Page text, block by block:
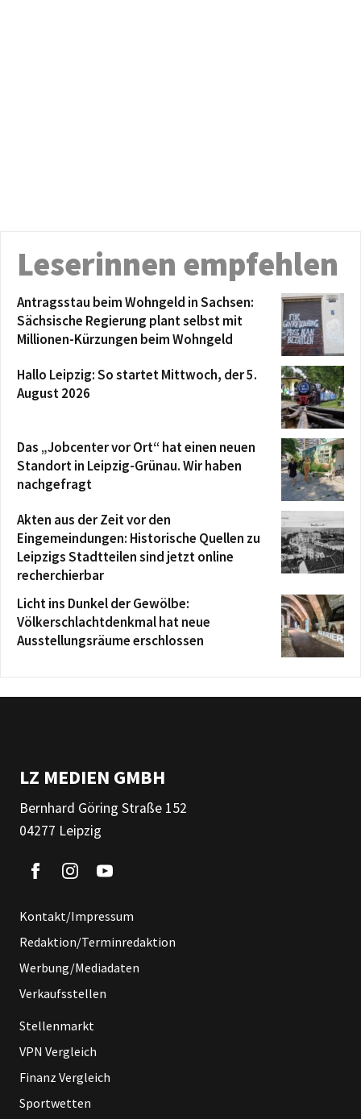
Leserinnen empfehlen
Antragsstau beim Wohngeld in Sachsen:
Sächsische Regierung plant selbst mit
Millionen-Kürzungen beim Wohngeld
Hallo Leipzig: So startet Mittwoch, der 5.
August 2026
Das „Jobcenter vor Ort“ hat einen neuen
Standort in Leipzig-Grünau. Wir haben
nachgefragt
Akten aus der Zeit vor den
Eingemeindungen: Historische Quellen zu
Leipzigs Stadtteilen sind jetzt online
recherchierbar
Licht ins Dunkel der Gewölbe:
Völkerschlachtdenkmal hat neue
Ausstellungsräume erschlossen
LZ MEDIEN GMBH
Bernhard Göring Straße 152
04277 Leipzig
Kontakt/Impressum
Redaktion/Terminredaktion
Werbung/Mediadaten
Verkaufsstellen
Stellenmarkt
VPN Vergleich
Finanz Vergleich
Sportwetten